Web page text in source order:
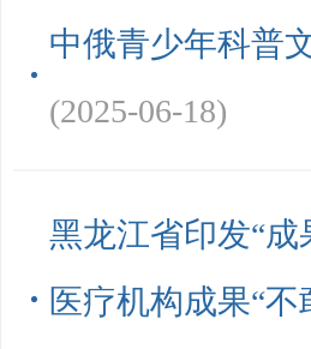
中俄青少年科普
(2025-06-18)
黑龙江省印发“
医疗机构成果“不